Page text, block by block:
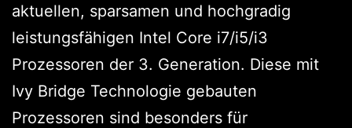
aktuellen, sparsamen und hochgradig
leistungsfähigen Intel Core i7/i5/i3
Prozessoren der 3. Generation. Diese mit
Ivy Bridge Technologie gebauten
Prozessoren sind besonders für